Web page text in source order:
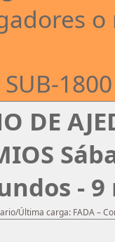
o
SUB-
DE
- 9
Última carga: FADA –